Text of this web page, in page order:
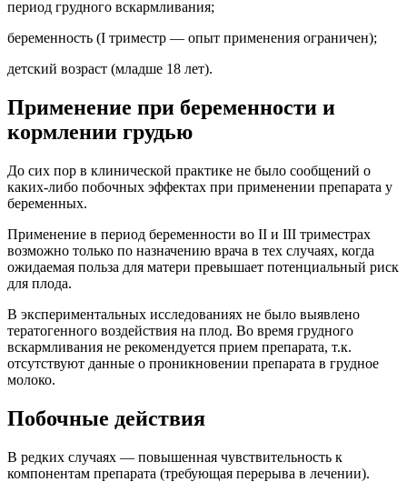
период грудного вскармливания;
беременность (I триместр — опыт применения ограничен);
детский возраст (младше 18 лет).
Применение при беременности и
кормлении грудью
До сих пор в клинической практике не было сообщений о
каких-либо побочных эффектах при применении препарата у
беременных.
Применение в период беременности во II и III триместрах
возможно только по назначению врача в тех случаях, когда
ожидаемая польза для матери превышает потенциальный риск
для плода.
В экспериментальных исследованиях не было выявлено
тератогенного воздействия на плод. Во время грудного
вскармливания не рекомендуется прием препарата, т.к.
отсутствуют данные о проникновении препарата в грудное
молоко.
Побочные действия
В редких случаях — повышенная чувствительность к
компонентам препарата (требующая перерыва в лечении).